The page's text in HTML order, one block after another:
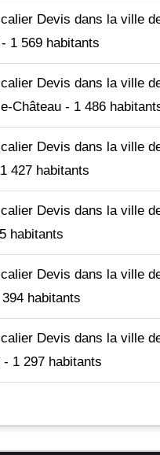
Devis dans la ville
- 1 569 habitants
Devis dans la ville
Château - 1 486
Devis dans la ville
427 habitants
Devis dans la ville
habitants
Devis dans la ville
habitants
Devis dans la ville
- 1 297 habitants